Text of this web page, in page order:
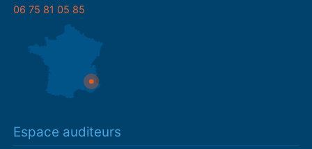
06 75 81 05 85
Espace auditeurs